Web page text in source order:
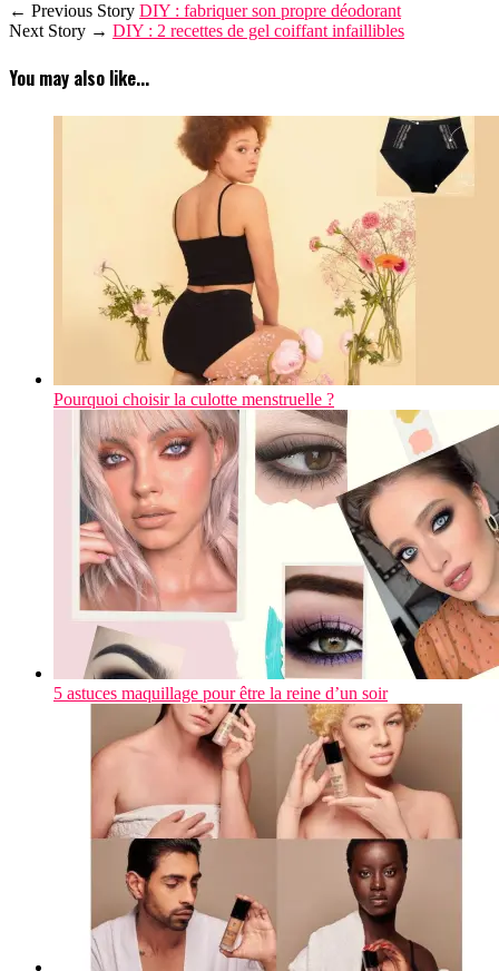
← Previous Story DIY : fabriquer son propre déodorant
Next Story → DIY : 2 recettes de gel coiffant infaillibles
You may also like...
Pourquoi choisir la culotte menstruelle ?
5 astuces maquillage pour être la reine d’un soir